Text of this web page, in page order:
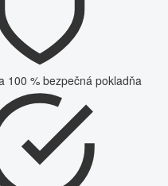
100 % bezpečná pokladňa